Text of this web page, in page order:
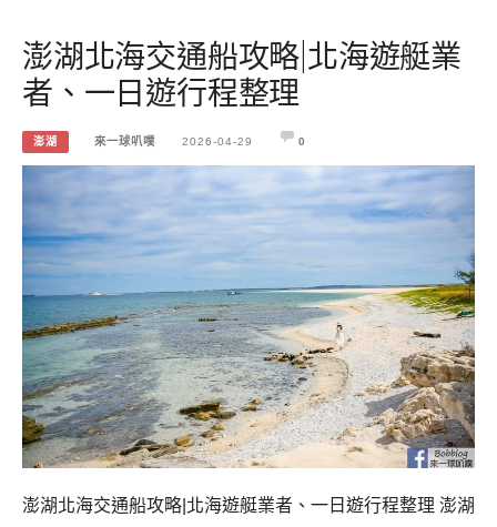
澎湖北海交通船攻略|北海遊艇業
者、一日遊行程整理
澎湖 來一球叭噗 2026-04-29 0
澎湖北海交通船攻略|北海遊艇業者、一日遊行程整理 澎湖